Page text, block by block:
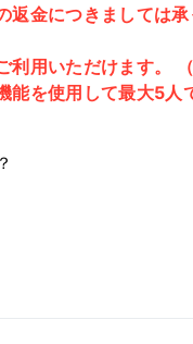
返金につきましては
用いただけます。
を使用して最大5人